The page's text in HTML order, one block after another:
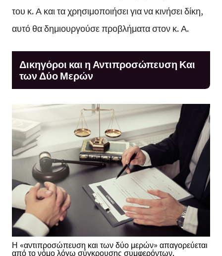
του κ. Α και τα χρησιμοποιήσει για να κινήσει δίκη,
αυτό θα δημιουργούσε προβλήματα στον κ. Α.
Δικηγόροι και η Αντιπροσώπευση Και
των Δύο Μερών
Η «αντιπροσώπευση και των δύο μερών» απαγορεύεται
από το νόμο λόγω σύγκρουσης συμφερόντων.